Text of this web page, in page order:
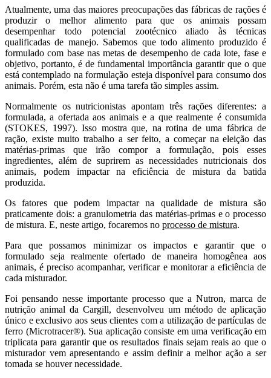
Atualmente, uma das maiores preocupações das fábricas de rações é
produzir o melhor alimento para que os animais possam
desempenhar todo potencial zootécnico aliado às técnicas
qualificadas de manejo. Sabemos que todo alimento produzido é
formulado com base nas metas de desempenho de cada lote, fase e
objetivo, portanto, é de fundamental importância garantir que o que
está contemplado na formulação esteja disponível para consumo dos
animais. Porém, esta não é uma tarefa tão simples assim.
Normalmente os nutricionistas apontam três rações diferentes: a
formulada, a ofertada aos animais e a que realmente é consumida
(STOKES, 1997). Isso mostra que, na rotina de uma fábrica de
ração, existe muito trabalho a ser feito, a começar na eleição das
matérias-primas que irão compor a formulação, pois esses
ingredientes, além de suprirem as necessidades nutricionais dos
animais, podem impactar na eficiência de mistura da batida
produzida.
Os fatores que podem impactar na qualidade de mistura são
praticamente dois: a granulometria das matérias-primas e o processo
de mistura. E, neste artigo, focaremos no processo de mistura.
Para que possamos minimizar os impactos e garantir que o
formulado seja realmente ofertado de maneira homogênea aos
animais, é preciso acompanhar, verificar e monitorar a eficiência de
cada misturador.
Foi pensando nesse importante processo que a Nutron, marca de
nutrição animal da Cargill, desenvolveu um método de aplicação
único e exclusivo aos seus clientes com a utilização de partículas de
ferro (Microtracer®). Sua aplicação consiste em uma verificação em
triplicata para garantir que os resultados finais sejam reais ao que o
misturador vem apresentando e assim definir a melhor ação a ser
tomada se houver necessidade.